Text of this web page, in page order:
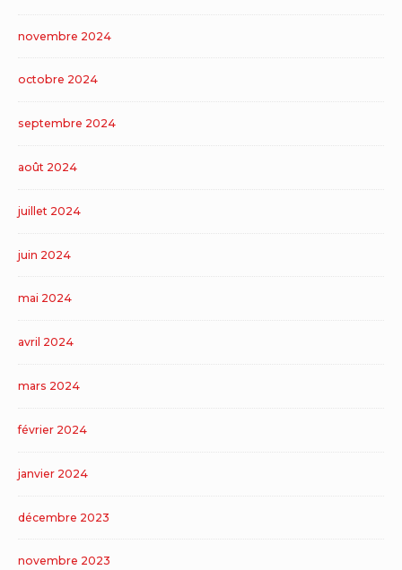
novembre 2024
octobre 2024
septembre 2024
août 2024
juillet 2024
juin 2024
mai 2024
avril 2024
mars 2024
février 2024
janvier 2024
décembre 2023
novembre 2023